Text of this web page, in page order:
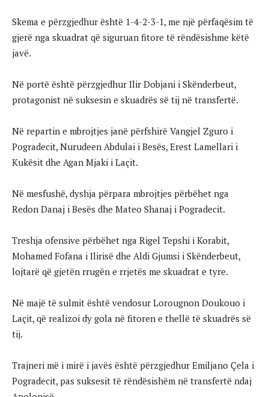
Skema e përzgjedhur është 1-4-2-3-1, me një përfaqësim të
gjerë nga skuadrat që siguruan fitore të rëndësishme këtë
javë.
Në portë është përzgjedhur Ilir Dobjani i Skënderbeut,
protagonist në suksesin e skuadrës së tij në transfertë.
Në repartin e mbrojtjes janë përfshirë Vangjel Zguro i
Pogradecit, Nurudeen Abdulai i Besës, Erest Lamellari i
Kukësit dhe Agan Mjaki i Laçit.
Në mesfushë, dyshja përpara mbrojtjes përbëhet nga
Redon Danaj i Besës dhe Mateo Shanaj i Pogradecit.
Treshja ofensive përbëhet nga Rigel Tepshi i Korabit,
Mohamed Fofana i Ilirisë dhe Aldi Gjumsi i Skënderbeut,
lojtarë që gjetën rrugën e rrjetës me skuadrat e tyre.
Në majë të sulmit është vendosur Lorougnon Doukouo i
Laçit, që realizoi dy gola në fitoren e thellë të skuadrës së
tij.
Trajneri më i mirë i javës është përzgjedhur Emiljano Çela i
Pogradecit, pas suksesit të rëndësishëm në transfertë ndaj